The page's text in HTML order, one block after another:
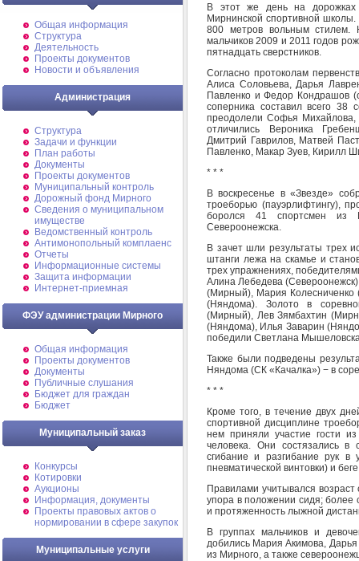
Общая информация
Структура
Деятельность
Проекты документов
Новости и объявления
Администрация
Структура
Задачи и функции
План работы
Документы
Проекты документов
Муниципальный контроль
Дорожный фонд Мирного
Cведения о муниципальном
имуществе
Ведомственный контроль
Антимонопольный комплаенс
Отчеты
Информационные системы
Защита информации
Интернет-приемная
ФЭУ администрации Мирного
Общая информация
Проекты документов
Документы
Публичные слушания
Бюджет для граждан
Бюджет
Муниципальный заказ
Конкурсы
Котировки
Аукционы
Информация, документы
Проекты правовых актов о
нормировании в сфере закупок
Муниципальные услуги
В этот же день на дорожках
Мирнинской спортивной
800 метров вольным стилем.
мальчиков 2009 и 2011 годов
пятнадцать сверстников.
Согласно протоколам
Алиса Соловьева, Дарья
Павленко и Федор Кондрашов
соперника составил всего 38
преодолели Софья
отличились Вероника
Дмитрий Гаврилов, Матвей
Павленко, Макар Зуев, Кирилл
* * *
В воскресенье в «Звезде»
троеборью (пауэрлифтингу),
боролся 41 спортсмен из
Североонежска.
В зачет шли результаты трех
штанги лежа на скамье и
трех упражнениях,
Алина Лебедева
(Мирный), Мария
(Няндома). Золото в
(Мирный), Лев Зямбахтин
(Няндома), Илья Заварин
победили Светлана
Также были подведены
Няндома (СК «Качалка») − в
* * *
Кроме того, в течение двух
спортивной дисциплине
нем приняли участие гости
человека. Они состязались в
сгибание и разгибание рук
пневматической винтовки) и
Правилами учитывался возраст
упора в положении сидя; более
и протяженность лыжной
В группах мальчиков и
добились Мария Акимова,
из Мирного, а также